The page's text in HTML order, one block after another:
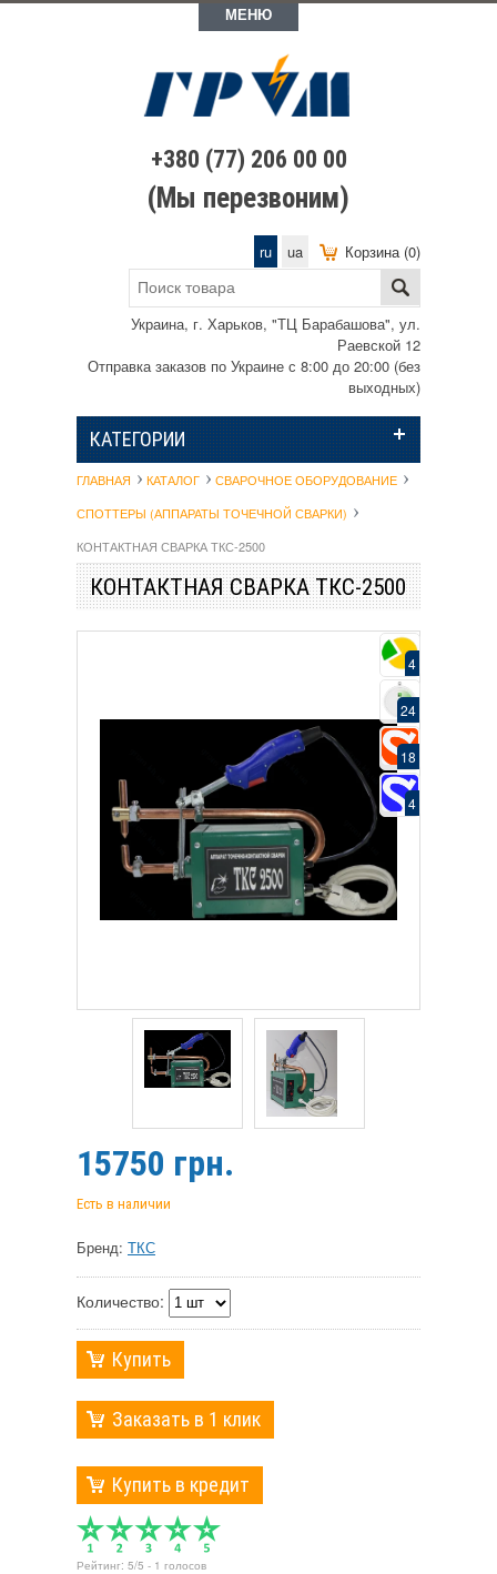
МЕНЮ
+380 (77) 206 00 00
(Мы перезвоним)
Корзина (0)
ru ua
Украина, г. Харьков, "ТЦ Барабашова", ул.
Раевской 12
Отправка заказов по Украине с 8:00 до 20:00 (без
выходных)
КАТЕГОРИИ
ГЛАВНАЯ КАТАЛОГ
СВАРОЧНОЕ ОБОРУДОВАНИЕ
СПОТТЕРЫ (АППАРАТЫ ТОЧЕЧНОЙ СВАРКИ)
КОНТАКТНАЯ СВАРКА ТКС-2500
КОНТАКТНАЯ СВАРКА ТКС-2500
4
24
18
4
15750 грн.
Есть в наличии
Бренд: ТКС
Количество:
Купить
Заказать в 1 клик
Купить в кредит
Рейтинг: 5/5 - 1 голосов